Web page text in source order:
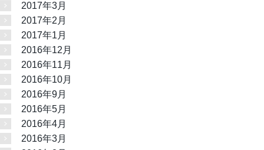
2017年3月
2017年2月
2017年1月
2016年12月
2016年11月
2016年10月
2016年9月
2016年5月
2016年4月
2016年3月